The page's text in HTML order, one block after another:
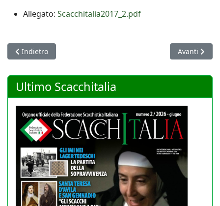
Allegato: Scacchitalia2017_2.pdf
Articolo precedente: Scacchitalia 2018/1 - Marzo
Indietro Articolo
Avanti
Ultimo Scacchitalia